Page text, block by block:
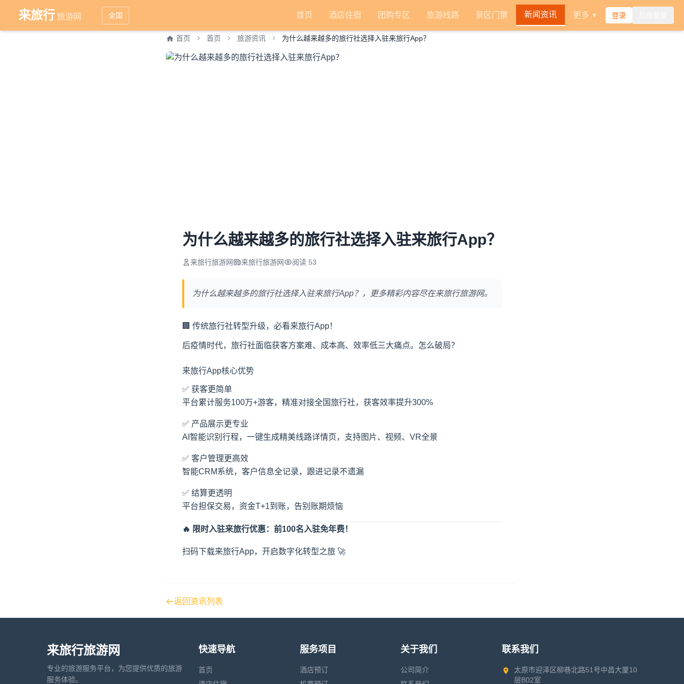
来旅行 旅游网 全国 首页 酒店住宿 团购专区 旅游线路 景区门票 新闻资讯 更多 ▼ 登录
首页 首页 旅游资讯 为什么越来越多的旅行社选择入驻来旅行App？
为什么越来越多的旅行社选择入驻来旅行App？
来旅行旅游网 来旅行旅游网 阅读 53
为什么越来越多的旅行社选择入驻来旅行App？，更多精彩内容尽在来旅行旅游网。
🏢 传统旅行社转型升级，必看来旅行App！
后疫情时代，旅行社面临获客方案难、成本高、效率低三大痛点。怎么破局？
来旅行App核心优势
✅ 获客更简单
平台累计服务100万+游客，精准对接全国旅行社，获客效率提升300%
✅ 产品展示更专业
AI智能识别行程，一键生成精美线路详情页，支持图片、视频、VR全景
✅ 客户管理更高效
智能CRM系统，客户信息全记录，跟进记录不遗漏
✅ 结算更透明
平台担保交易，资金T+1到账，告别账期烦恼
🔥 限时入驻来旅行优惠：前100名入驻免年费！
扫码下载来旅行App，开启数字化转型之旅 🚀
返回资讯列表
来旅行旅游网
专业的旅游服务平台，为您提供优质的旅游
服务体验。
快速导航
首页
服务项目
酒店预订
关于我们
公司简介
联系我们
太原市迎泽区柳巷北路51号中昌大厦10
层B02室